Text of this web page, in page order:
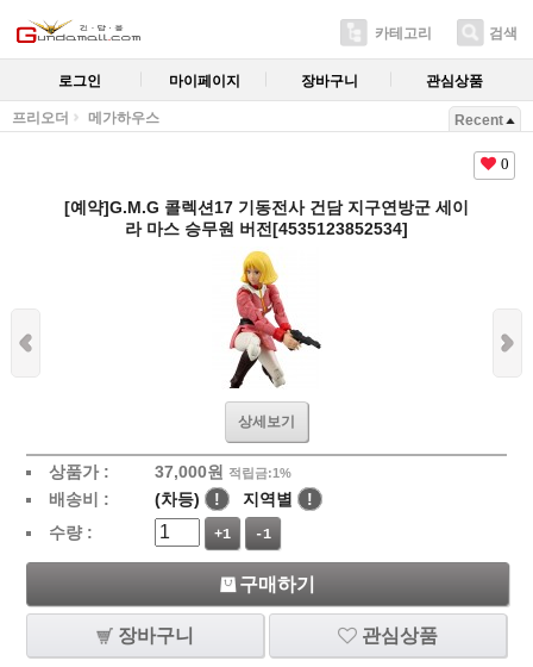
카테고리 검색
로그인 마이페이지 장바구니 관심상품
프리오더 메가하우스 Recent
0
[예약]G.M.G 콜렉션17 기동전사 건담 지구연방군 세이
라 마스 승무원 버전[4535123852534]
상세보기
상품가 : 37,000원 적립금:1%
배송비 : (차등) ! 지역별
!
수량 :
+1 -1
구매하기
장바구니 관심상품